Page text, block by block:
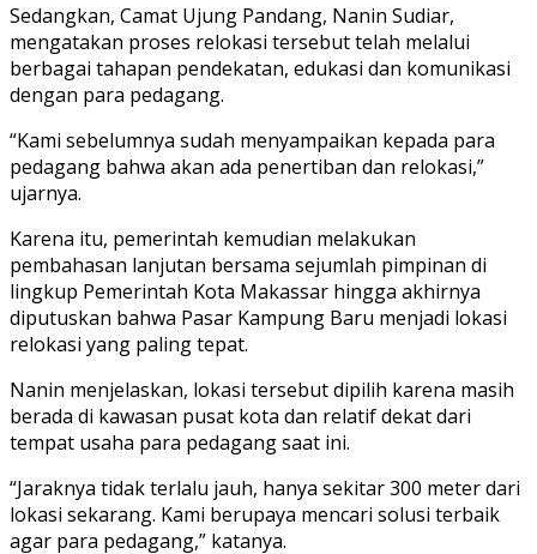
Sedangkan, Camat Ujung Pandang, Nanin Sudiar,
mengatakan proses relokasi tersebut telah melalui
berbagai tahapan pendekatan, edukasi dan komunikasi
dengan para pedagang.
“Kami sebelumnya sudah menyampaikan kepada para
pedagang bahwa akan ada penertiban dan relokasi,”
ujarnya.
Karena itu, pemerintah kemudian melakukan
pembahasan lanjutan bersama sejumlah pimpinan di
lingkup Pemerintah Kota Makassar hingga akhirnya
diputuskan bahwa Pasar Kampung Baru menjadi lokasi
relokasi yang paling tepat.
Nanin menjelaskan, lokasi tersebut dipilih karena masih
berada di kawasan pusat kota dan relatif dekat dari
tempat usaha para pedagang saat ini.
“Jaraknya tidak terlalu jauh, hanya sekitar 300 meter dari
lokasi sekarang. Kami berupaya mencari solusi terbaik
agar para pedagang,” katanya.